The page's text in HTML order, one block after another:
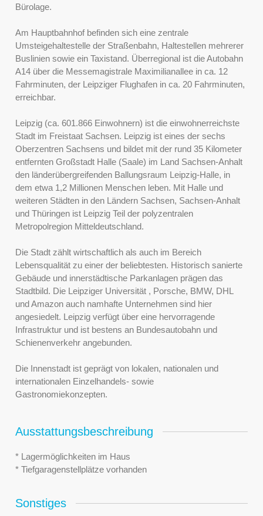
Bürolage.
Am Hauptbahnhof befinden sich eine zentrale
Umsteigehaltestelle der Straßenbahn, Haltestellen mehrerer
Buslinien sowie ein Taxistand. Überregional ist die Autobahn
A14 über die Messemagistrale Maximilianallee in ca. 12
Fahrminuten, der Leipziger Flughafen in ca. 20 Fahrminuten,
erreichbar.
Leipzig (ca. 601.866 Einwohnern) ist die einwohnerreichste
Stadt im Freistaat Sachsen. Leipzig ist eines der sechs
Oberzentren Sachsens und bildet mit der rund 35 Kilometer
entfernten Großstadt Halle (Saale) im Land Sachsen-Anhalt
den länderübergreifenden Ballungsraum Leipzig-Halle, in
dem etwa 1,2 Millionen Menschen leben. Mit Halle und
weiteren Städten in den Ländern Sachsen, Sachsen-Anhalt
und Thüringen ist Leipzig Teil der polyzentralen
Metropolregion Mitteldeutschland.
Die Stadt zählt wirtschaftlich als auch im Bereich
Lebensqualität zu einer der beliebtesten. Historisch sanierte
Gebäude und innerstädtische Parkanlagen prägen das
Stadtbild. Die Leipziger Universität , Porsche, BMW, DHL
und Amazon auch namhafte Unternehmen sind hier
angesiedelt. Leipzig verfügt über eine hervorragende
Infrastruktur und ist bestens an Bundesautobahn und
Schienenverkehr angebunden.
Die Innenstadt ist geprägt von lokalen, nationalen und
internationalen Einzelhandels- sowie
Gastronomiekonzepten.
Ausstattungsbeschreibung
* Lagermöglichkeiten im Haus
* Tiefgaragenstellplätze vorhanden
Sonstiges